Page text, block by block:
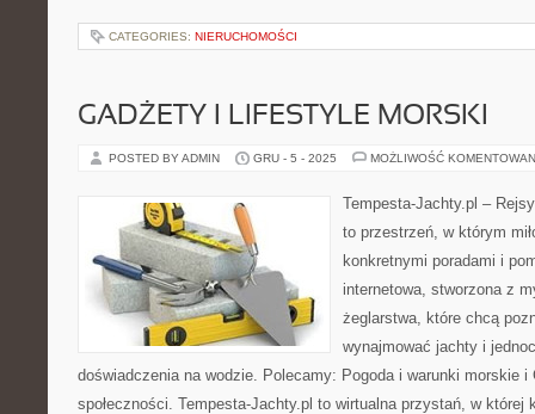
CATEGORIES: NIERUCHOMOŚCI
GADŻETY I LIFESTYLE MORSKI
POSTED BY ADMIN GRU - 5 - 2025 MOŻLIWOŚĆ
Tempesta-Jachty.pl –
to przestrzeń, w którym
konkretnymi poradami i
internetowa, stworzona z
żeglarstwa, które chcą
wynajmować jachty i
doświadczenia na wodzie. Polecamy: Pogoda i warunki morskie i
społeczności. Tempesta-Jachty.pl to wirtualna przystań, w której